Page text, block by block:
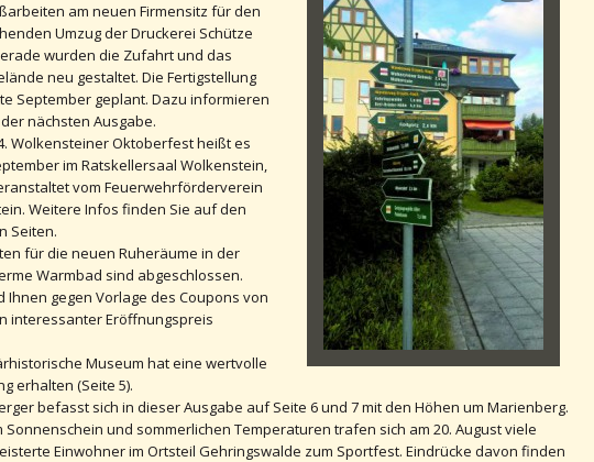
am neuen Firmensitz für den
Umzug der Druckerei Schütze
wurden die Zufahrt und das
neu gestaltet. Die Fertigstellung
September geplant. Dazu informieren
nächsten Ausgabe.
Wolkensteiner Oktoberfest heißt es
im Ratskellersaal Wolkenstein,
vom Feuerwehrförderverein
Weitere Infos finden Sie auf den
Seiten.
für die neuen Ruheräume in der
Warmbad sind abgeschlossen.
Ihnen gegen Vorlage des Coupons von
interessanter Eröffnungspreis
Museum hat eine wertvolle
erhalten (Seite 5).
befasst sich in dieser Ausgabe auf Seite 6 und 7 mit den Höhen um Marienberg.
Sonnenschein und sommerlichen Temperaturen trafen sich am 20. August viele
Einwohner im Ortsteil Gehringswalde zum Sportfest. Eindrücke davon finden